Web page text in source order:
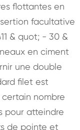
flottantes en
facultative
& quot; - 30 &
en ciment
une double
filet est
nombre
pour atteindre
de pointe et